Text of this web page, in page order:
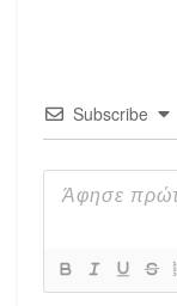
Subscribe